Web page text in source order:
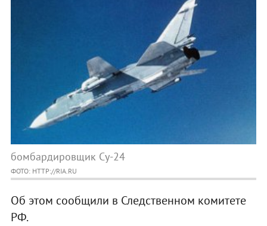
бомбардировщик Су-24
ФОТО: HTTP://RIA.RU
Об этом сообщили в Следственном комитете
РФ.